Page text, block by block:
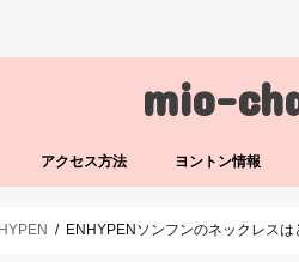
mio-
アクセス方法 ヨントン情報
ENHYPENソンフンのネックレス